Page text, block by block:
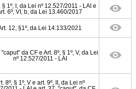
§ 1º, I, da Lei nº 12.527/2011 - LAI e
6º, VI, b, da Lei 13.460/2017
12, §1º, da Lei 14.133/2021
da CF e Art. 8º, § 1º, V, da Lei
nº 12.527/2011 - LAI
8º, § 1º, V e art. 9º, II, da Lei nº